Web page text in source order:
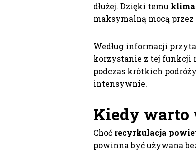
dłużej. Dzięki temu
maksymalną mocą przez
Według informacji
korzystanie z tej funkcji
podczas krótkich
intensywnie.
Kiedy warto
Choć recyrkulacja
powinna być używana